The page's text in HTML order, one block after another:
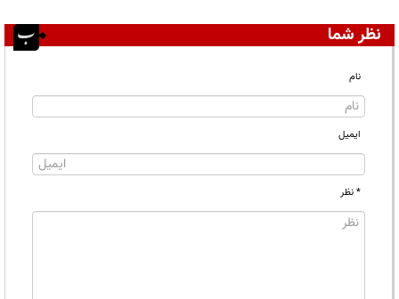
نظر شما
نام
ایمیل
* نظر